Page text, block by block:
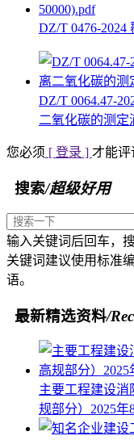
DZ/T 0476-2024
DZ/T 0064.47-
二氧化碳的测定
您必须 [ 登录 ] 才能评
搜索/超级好用
输入关键词后回车，
关键词建议使用标准
语。
最新精选资料/
主要工程建设消
规部分）2025年